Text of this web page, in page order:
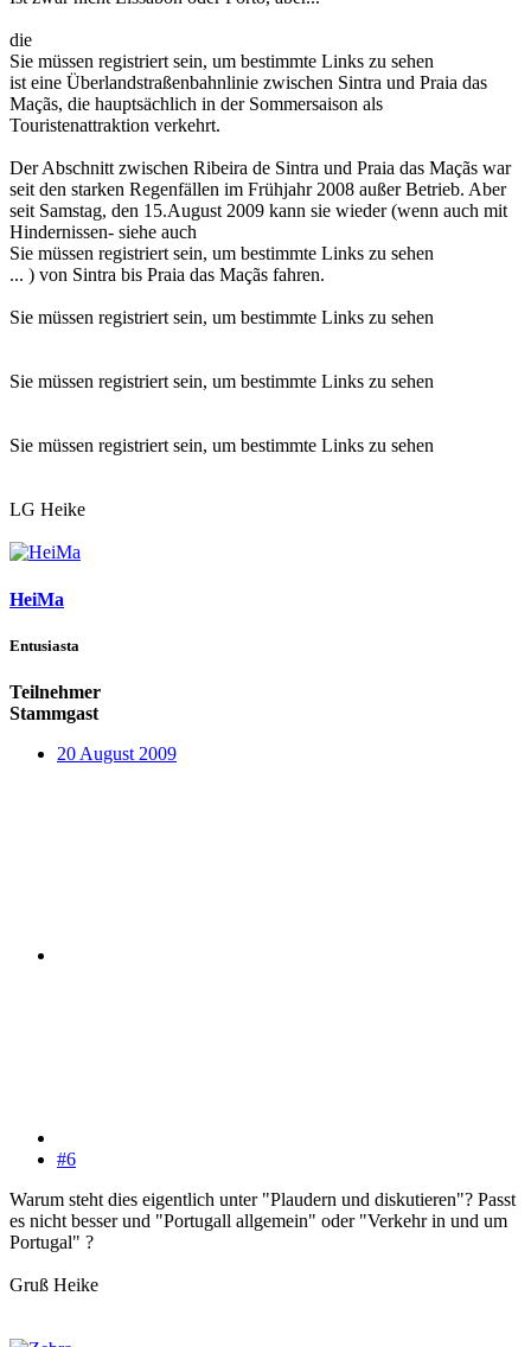
die
Sie müssen registriert sein, um bestimmte Links zu sehen
ist eine Überlandstraßenbahnlinie zwischen Sintra und Praia das
Maçãs, die hauptsächlich in der Sommersaison als
Touristenattraktion verkehrt.
Der Abschnitt zwischen Ribeira de Sintra und Praia das Maçãs war
seit den starken Regenfällen im Frühjahr 2008 außer Betrieb. Aber
seit Samstag, den 15.August 2009 kann sie wieder (wenn auch mit
Hindernissen- siehe auch
Sie müssen registriert sein, um bestimmte Links zu sehen
... ) von Sintra bis Praia das Maçãs fahren.
Sie müssen registriert sein, um bestimmte Links zu sehen
Sie müssen registriert sein, um bestimmte Links zu sehen
Sie müssen registriert sein, um bestimmte Links zu sehen
LG Heike
HeiMa
Entusiasta
Teilnehmer
Stammgast
20 August 2009
#6
Warum steht dies eigentlich unter "Plaudern und diskutieren"? Passt
es nicht besser und "Portugall allgemein" oder "Verkehr in und um
Portugal" ?
Gruß Heike